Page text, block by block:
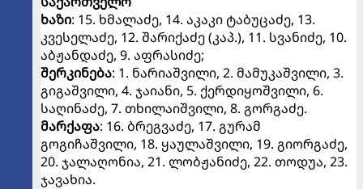
ხაზი: 15. ხმალაძე, 14. აკაკი ტაბუცაძე, 13.
კვესელაძე, 12. შარიქაძე (კაპ.), 11. სვანიძე, 10.
აბჟანდაძე, 9. აფრასიძე;
შერკინება: 1. ნარიაშვილი, 2. მამუკაშვილი, 3.
გიგაშვილი, 4. ჯაიანი, 5. ქერდიყოშვილი, 6.
საღინაძე, 7. თხილაიშვილი, 8. გორგაძე.
მარქაფა: 16. ბრეგვაძე, 17. გურამ
გოგიჩაშვილი, 18. ყაულაშვილი, 19. გიორგაძე,
20. ჯალაღონია, 21. ლობჟანიძე, 22. თოდუა, 23.
ჯავახია.